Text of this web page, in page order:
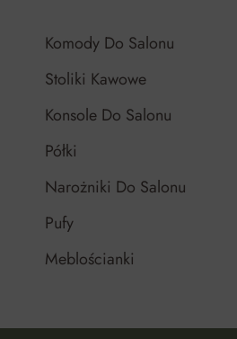
Komody Do Salonu
Stoliki Kawowe
Konsole Do Salonu
Półki
Narożniki Do Salonu
Pufy
Meblościanki